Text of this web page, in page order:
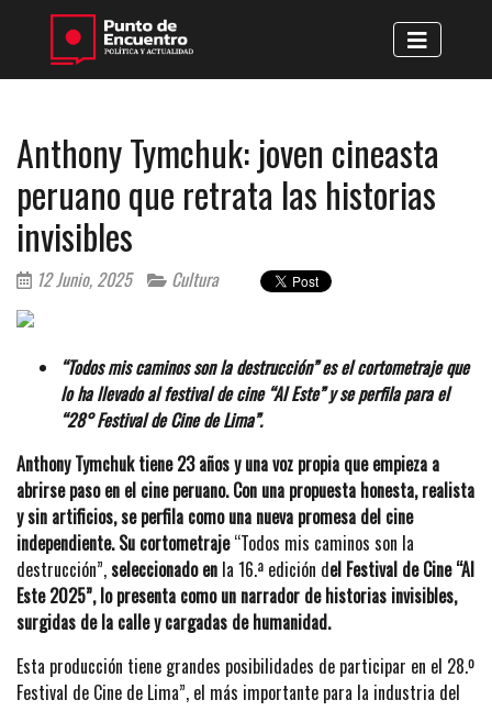
Anthony Tymchuk: joven cineasta
peruano que retrata las historias
invisibles
12 Junio, 2025 Cultura
“Todos mis caminos son la destrucción” es el cortometraje que
lo ha llevado al festival de cine “Al Este” y se perfila para el
“28° Festival de Cine de Lima”.
Anthony Tymchuk tiene 23 años y una voz propia que empieza a
abrirse paso en el cine peruano. Con una propuesta honesta, realista
y sin artificios, se perfila como una nueva promesa del cine
independiente. Su cortometraje“Todos mis caminos son la
destrucción”, seleccionado en la 16.ª edición del Festival de Cine “Al
Este 2025”, lo presenta como un narrador de historias invisibles,
surgidas de la calle y cargadas de humanidad.
Esta producción tiene grandes posibilidades de participar en el 28.º
Festival de Cine de Lima”, el más importante para la industria del